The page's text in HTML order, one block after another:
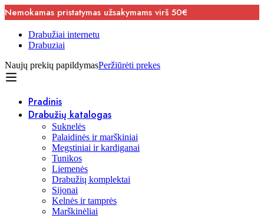
Nemokamas pristatymas užsakymams virš 50€
Drabužiai internetu
Drabuziai
Naujų prekių papildymasPeržiūrėti prekes
Pradinis
Drabužių katalogas
Suknelės
Palaidinės ir marškiniai
Megstiniai ir kardiganai
Tunikos
Liemenės
Drabužių komplektai
Sijonai
Kelnės ir tamprės
Marškinėliai